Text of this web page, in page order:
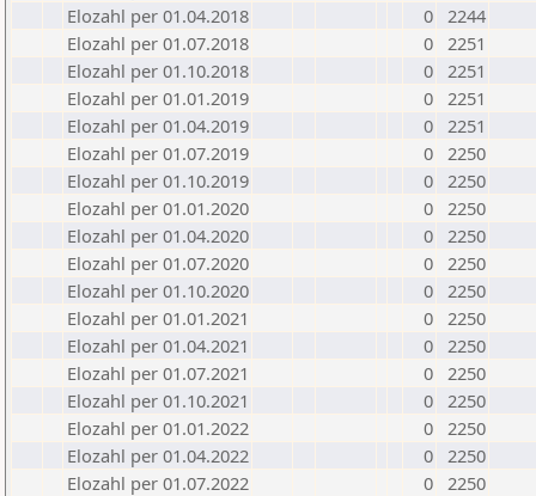
Elozahl per 01.04.2018
0 2244
Elozahl per 01.07.2018
0 2251
Elozahl per 01.10.2018
0 2251
Elozahl per 01.01.2019
0 2251
Elozahl per 01.04.2019
0 2251
Elozahl per 01.07.2019
0 2250
Elozahl per 01.10.2019
0 2250
Elozahl per 01.01.2020
0 2250
Elozahl per 01.04.2020
0 2250
Elozahl per 01.07.2020
0 2250
Elozahl per 01.10.2020
0 2250
Elozahl per 01.01.2021
0 2250
Elozahl per 01.04.2021
0 2250
Elozahl per 01.07.2021
0 2250
Elozahl per 01.10.2021
0 2250
Elozahl per 01.01.2022
0 2250
Elozahl per 01.04.2022
0 2250
Elozahl per 01.07.2022
0 2250